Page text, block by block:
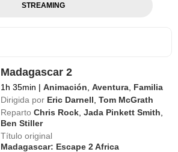
STREAMING
Madagascar 2
1h 35min | Animación ,Aventura Familia
Dirigida por Eric Darnell ,Tom McGrath
Reparto Chris Rock ,Jada Pinkett Smith
Ben Stiller
Título original
Madagascar: Escape 2 Africa